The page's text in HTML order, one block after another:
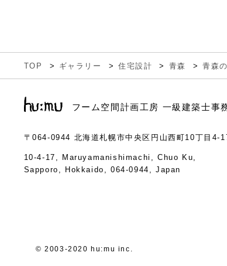
TOP ギャラリー 住宅設計 青森 青森
フーム空間計画工房 一級建築士事
〒064-0944 北海道札幌市中央区円山西町10丁目4-
10-4-17, Maruyamanishimachi, Chuo Ku,
Sapporo, Hokkaido, 064-0944, Japan
© 2003-2020 hu:mu inc.